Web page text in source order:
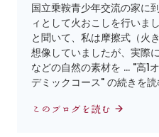
国立乗鞍青少年交流の家に
ィとして火おこしを行いま
と聞いて、私は摩擦式（火
想像していましたが、実際
などの自然の素材を … "高1
デミックコース" の続きを
このブログを読む